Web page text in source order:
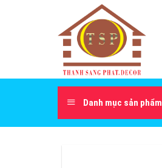
Danh mục sản phẩm